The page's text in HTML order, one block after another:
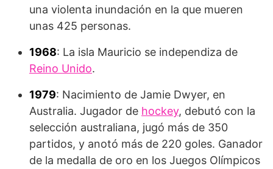
una violenta inundación en la que mueren
unas 425 personas.
1968: La isla Mauricio se independiza de
Reino Unido.
1979: Nacimiento de Jamie Dwyer, en
Australia. Jugador de hockey, debutó con la
selección australiana, jugó más de 350
partidos, y anotó más de 220 goles. Ganador
de la medalla de oro en los Juegos Olímpicos